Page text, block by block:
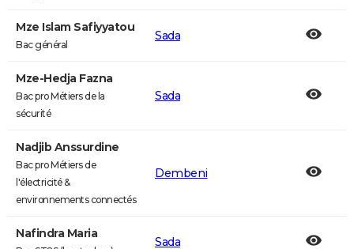
Mze Islam Safiyyatou
Bac général
Sada
Mze-Hedja Fazna
Bac pro Métiers de la
sécurité
Sada
Nadjib Anssurdine
Bac pro Métiers de
l'électricité &
environnements connectés
Dembeni
Nafindra Maria
Sada